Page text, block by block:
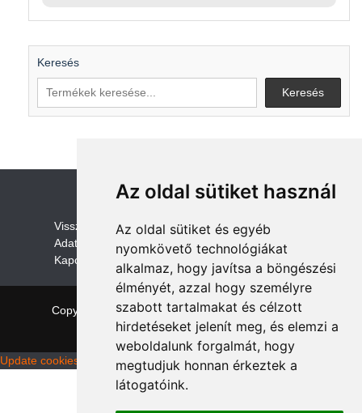
Az oldal sütiket használ
Az oldal sütiket és egyéb
nyomkövető technológiákat
alkalmaz, hogy javítsa a böngészési
élményét, azzal hogy személyre
szabott tartalmakat és célzott
hirdetéseket jelenít meg, és elemzi a
weboldalunk forgalmát, hogy
megtudjuk honnan érkeztek a
látogatóink.
Keresés
Keresés
Visszaküldési és visszatérítési szabályzat
Adatvédelem /GDPR
Kapcsolat
Copyright © 2026 quadalkatreszek.com | Theme:
NewStoreby ThemeFarmer
Update cookies preferences